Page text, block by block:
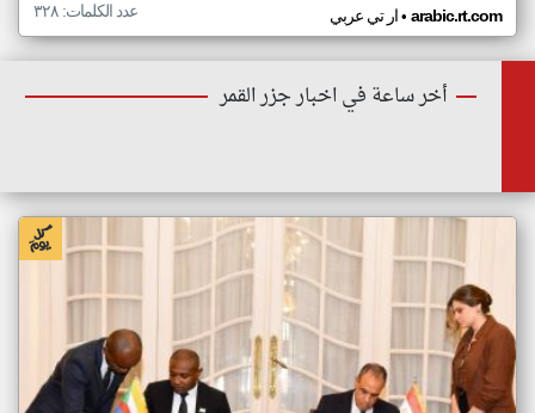
ار تي عربي• arabic.rt.com عدد الكلمات: ٣٢٨
أخر ساعة في اخبار جزر القمر